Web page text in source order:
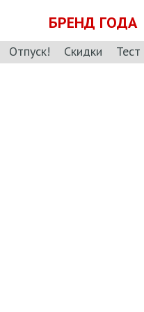
БРЕНД ГОДА
Отпуск! Скидки